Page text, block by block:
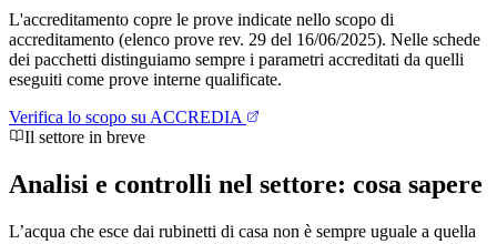
L'accreditamento copre le prove indicate nello scopo di
accreditamento (elenco prove rev. 29 del 16/06/2025). Nelle schede
dei pacchetti distinguiamo sempre i parametri accreditati da quelli
eseguiti come prove interne qualificate.
Verifica lo scopo su ACCREDIA
Il settore in breve
Analisi e controlli nel settore: cosa sapere
L’acqua che esce dai rubinetti di casa non è sempre uguale a quella